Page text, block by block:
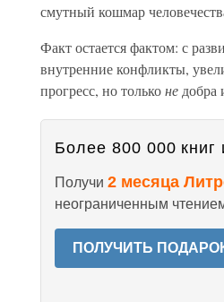
смутный кошмар
Факт остается фактом: с
внутренние конфликты,
прогресс, но тольконе добра
Более 800 000 книг
Получи 2 месяца
неограниченным
ПОЛУЧИТЬ